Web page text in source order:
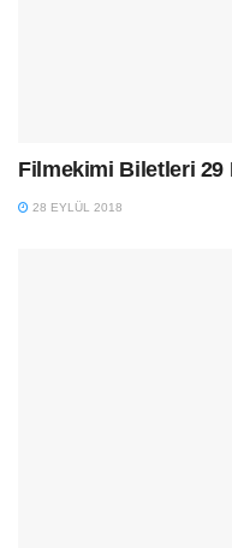
Filmekimi Biletleri 29
28 EYLÜL 2018